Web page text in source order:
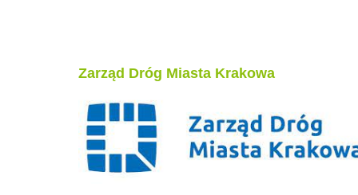
Zarząd Dróg Miasta Krakowa